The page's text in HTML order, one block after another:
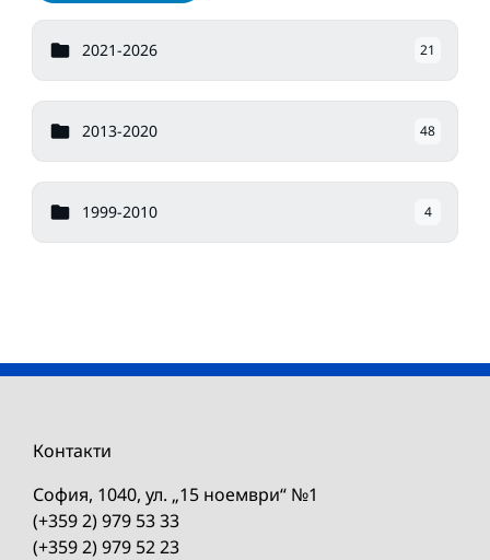
2021-2026 21
2013-2020 48
1999-2010 4
Контакти
София, 1040, ул. „15 ноември“ №1
(+359 2) 979 53 33
(+359 2) 979 52 23